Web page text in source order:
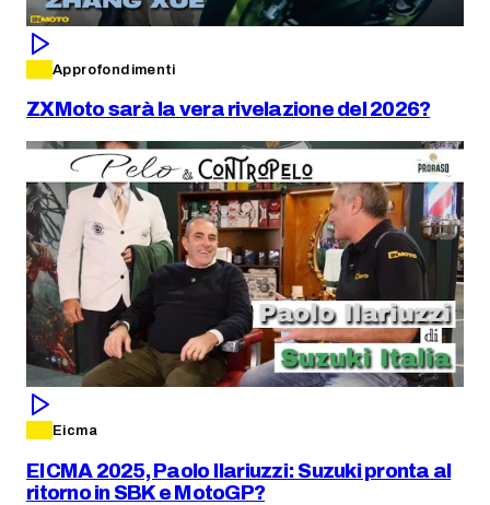
Approfondimenti
ZXMoto sarà la vera rivelazione del 2026?
Eicma
EICMA 2025, Paolo Ilariuzzi: Suzuki pronta al
ritorno in SBK e MotoGP?